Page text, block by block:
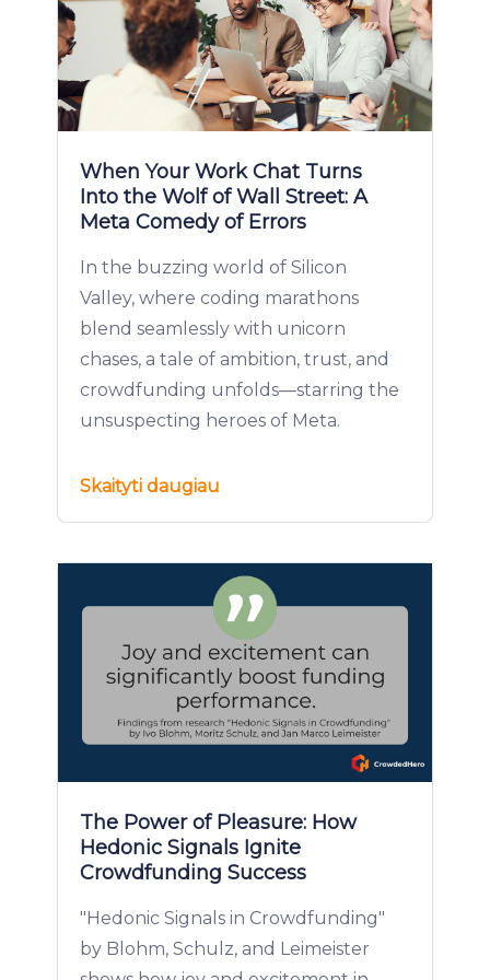
When Your Work Chat Turns
Into the Wolf of Wall Street: A
Meta Comedy of Errors
In the buzzing world of Silicon
Valley, where coding marathons
blend seamlessly with unicorn
chases, a tale of ambition, trust, and
crowdfunding unfolds—starring the
unsuspecting heroes of Meta.
Skaityti daugiau
The Power of Pleasure: How
Hedonic Signals Ignite
Crowdfunding Success
"Hedonic Signals in Crowdfunding"
by Blohm, Schulz, and Leimeister